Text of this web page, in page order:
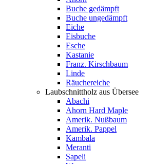
Buche gedämpft
Buche ungedämpft
Eiche
Eisbuche
Esche
Kastanie
Franz. Kirschbaum
Linde
Räuchereiche
Laubschnittholz aus Übersee
Abachi
Ahorn Hard Maple
Amerik. Nußbaum
Amerik. Pappel
Kambala
Meranti
Sapeli